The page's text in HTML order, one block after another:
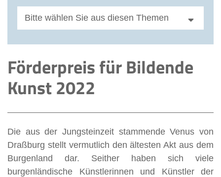
Bitte wählen Sie aus diesen Themen
Laura Schoditsch
Katrin Bernhardt
Christine Anna Edith Breuil Pala
Ilse Hirschmann
Marina Horvath
Förderpreis für Bildende
Kunst 2022
Die aus der Jungsteinzeit stammende Venus von
Draßburg stellt vermutlich den ältesten Akt aus dem
Burgenland dar. Seither haben sich viele
burgenländische Künstlerinnen und Künstler der